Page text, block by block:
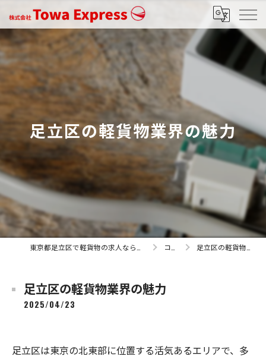
足立区の軽貨物業界の魅力
コラム 足立区の軽貨物業界の魅力
足立区の軽貨物業界の魅力
2025/04/23
足立区は東京の北東部に位置する活気あるエリアで、多